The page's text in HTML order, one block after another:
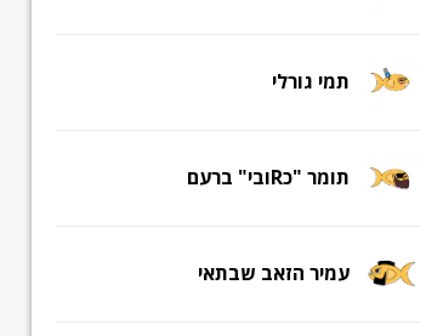
תמי גורלי
תומר "כRובי" ברעם
עמיר הזאב שבתאי